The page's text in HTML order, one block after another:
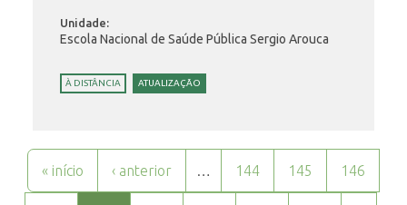
Unidade:
Escola Nacional de Saúde Pública Sergio Arouca
À DISTÂNCIA ATUALIZAÇÃO
Páginas
« início ‹ anterior … 144 145 146